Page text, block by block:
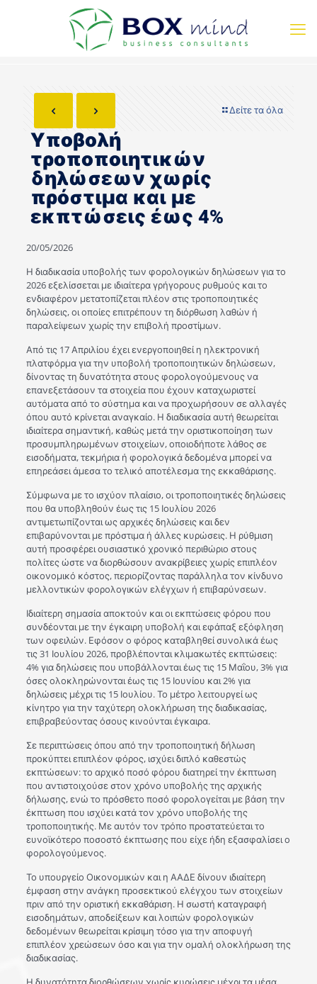
Δείτε τα όλα
Υποβολή
τροποποιητικών
δηλώσεων χωρίς
πρόστιμα και με
εκπτώσεις έως 4%
20/05/2026
Η διαδικασία υποβολής των φορολογικών δηλώσεων για το
2026 εξελίσσεται με ιδιαίτερα γρήγορους ρυθμούς και το
ενδιαφέρον μετατοπίζεται πλέον στις τροποποιητικές
δηλώσεις, οι οποίες επιτρέπουν τη διόρθωση λαθών ή
παραλείψεων χωρίς την επιβολή προστίμων.
Από τις 17 Απριλίου έχει ενεργοποιηθεί η ηλεκτρονική
πλατφόρμα για την υποβολή τροποποιητικών δηλώσεων,
δίνοντας τη δυνατότητα στους φορολογούμενους να
επανεξετάσουν τα στοιχεία που έχουν καταχωριστεί
αυτόματα από το σύστημα και να προχωρήσουν σε αλλαγές
όπου αυτό κρίνεται αναγκαίο. Η διαδικασία αυτή θεωρείται
ιδιαίτερα σημαντική, καθώς μετά την οριστικοποίηση των
προσυμπληρωμένων στοιχείων, οποιοδήποτε λάθος σε
εισοδήματα, τεκμήρια ή φορολογικά δεδομένα μπορεί να
επηρεάσει άμεσα το τελικό αποτέλεσμα της εκκαθάρισης.
Σύμφωνα με το ισχύον πλαίσιο, οι τροποποιητικές δηλώσεις
που θα υποβληθούν έως τις 15 Ιουλίου 2026
αντιμετωπίζονται ως αρχικές δηλώσεις και δεν
επιβαρύνονται με πρόστιμα ή άλλες κυρώσεις. Η ρύθμιση
αυτή προσφέρει ουσιαστικό χρονικό περιθώριο στους
πολίτες ώστε να διορθώσουν ανακρίβειες χωρίς επιπλέον
οικονομικό κόστος, περιορίζοντας παράλληλα τον κίνδυνο
μελλοντικών φορολογικών ελέγχων ή επιβαρύνσεων.
Ιδιαίτερη σημασία αποκτούν και οι εκπτώσεις φόρου που
συνδέονται με την έγκαιρη υποβολή και εφάπαξ εξόφληση
των οφειλών. Εφόσον ο φόρος καταβληθεί συνολικά έως
τις 31 Ιουλίου 2026, προβλέπονται κλιμακωτές εκπτώσεις:
4% για δηλώσεις που υποβάλλονται έως τις 15 Μαΐου, 3% για
όσες ολοκληρώνονται έως τις 15 Ιουνίου και 2% για
δηλώσεις μέχρι τις 15 Ιουλίου. Το μέτρο λειτουργεί ως
κίνητρο για την ταχύτερη ολοκλήρωση της διαδικασίας,
επιβραβεύοντας όσους κινούνται έγκαιρα.
Σε περιπτώσεις όπου από την τροποποιητική δήλωση
προκύπτει επιπλέον φόρος, ισχύει διπλό καθεστώς
εκπτώσεων: το αρχικό ποσό φόρου διατηρεί την έκπτωση
που αντιστοιχούσε στον χρόνο υποβολής της αρχικής
δήλωσης, ενώ το πρόσθετο ποσό φορολογείται με βάση την
έκπτωση που ισχύει κατά τον χρόνο υποβολής της
τροποποιητικής. Με αυτόν τον τρόπο προστατεύεται το
ευνοϊκότερο ποσοστό έκπτωσης που είχε ήδη εξασφαλίσει ο
φορολογούμενος.
Το υπουργείο Οικονομικών και η ΑΑΔΕ δίνουν ιδιαίτερη
έμφαση στην ανάγκη προσεκτικού ελέγχου των στοιχείων
πριν από την οριστική εκκαθάριση. Η σωστή καταγραφή
εισοδημάτων, αποδείξεων και λοιπών φορολογικών
δεδομένων θεωρείται κρίσιμη τόσο για την αποφυγή
επιπλέον χρεώσεων όσο και για την ομαλή ολοκλήρωση της
διαδικασίας.